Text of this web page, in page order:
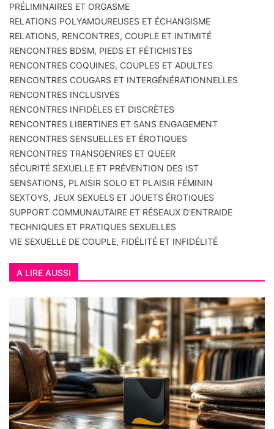
PRÉLIMINAIRES ET ORGASME
RELATIONS POLYAMOUREUSES ET ÉCHANGISME
RELATIONS, RENCONTRES, COUPLE ET INTIMITÉ
RENCONTRES BDSM, PIEDS ET FÉTICHISTES
RENCONTRES COQUINES, COUPLES ET ADULTES
RENCONTRES COUGARS ET INTERGÉNÉRATIONNELLES
RENCONTRES INCLUSIVES
RENCONTRES INFIDÈLES ET DISCRÈTES
RENCONTRES LIBERTINES ET SANS ENGAGEMENT
RENCONTRES SENSUELLES ET ÉROTIQUES
RENCONTRES TRANSGENRES ET QUEER
SÉCURITÉ SEXUELLE ET PRÉVENTION DES IST
SENSATIONS, PLAISIR SOLO ET PLAISIR FÉMININ
SEXTOYS, JEUX SEXUELS ET JOUETS ÉROTIQUES
SUPPORT COMMUNAUTAIRE ET RÉSEAUX D'ENTRAIDE
TECHNIQUES ET PRATIQUES SEXUELLES
VIE SEXUELLE DE COUPLE, FIDÉLITÉ ET INFIDÉLITÉ
A LIRE AUSSI